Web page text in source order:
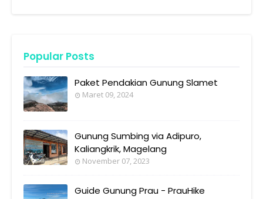
Popular Posts
Paket Pendakian Gunung Slamet
Maret 09, 2024
Gunung Sumbing via Adipuro,
Kaliangkrik, Magelang
November 07, 2023
Guide Gunung Prau - PrauHike